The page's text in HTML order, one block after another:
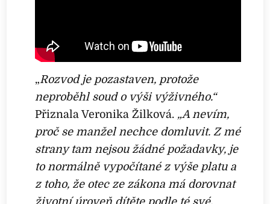
„Rozvod je pozastaven, protože
neproběhl soud o výši výživného.“
Přiznala Veronika Žilková. „A nevím,
proč se manžel nechce domluvit. Z mé
strany tam nejsou žádné požadavky, je
to normálně vypočítané z výše platu a
z toho, že otec ze zákona má dorovnat
životní úroveň dítěte podle té své.